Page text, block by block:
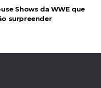
Shows da WWE que
surpreender